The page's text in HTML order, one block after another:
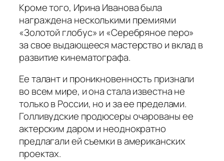
Кроме того, Ирина Иванова была
награждена несколькими премиями
«Золотой глобус» и «Серебряное перо»
за свое выдающееся мастерство и вклад в
развитие кинематографа.
Ее талант и проникновенность признали
во всем мире, и она стала известна не
только в России, но и за ее пределами.
Голливудские продюсеры очарованы ее
актерским даром и неоднократно
предлагали ей съемки в американских
проектах.